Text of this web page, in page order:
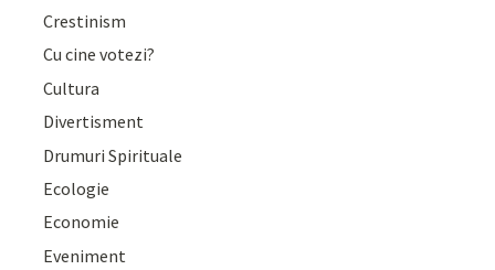
Crestinism
Cu cine votezi?
Cultura
Divertisment
Drumuri Spirituale
Ecologie
Economie
Eveniment